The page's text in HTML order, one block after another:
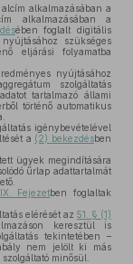
alkalmazásában a
alkalmazásában a
ében foglalt digitális
szükséges
eljárási folyamatba
nyújtásához
szolgáltatás
tartalmazó állami
történő automatikus
igénybevételével
a (2) bekezdésben
ügyek megindítására
űrlap adattartalmát
IX. Fejezetben foglaltak
elérését az 51. § (1)
keresztül is
tekintetében –
nem jelölt ki más
minősül.